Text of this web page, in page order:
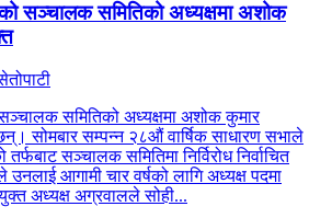
सञ्चालक समितिको अध्यक्षमा अशोक
समितिको अध्यक्षमा अशोक कुमार
सोमबार सम्पन्न २८औं वार्षिक साधारण सभाले
सञ्चालक समितिमा निर्विरोध निर्वाचित
आगामी चार वर्षको लागि अध्यक्ष पदमा
अध्यक्ष अग्रवालले सोही...